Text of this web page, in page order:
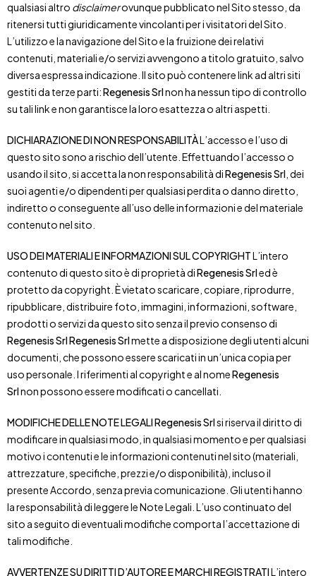
qualsiasi altro disclaimerovunque pubblicato nel Sito stesso, da
ritenersi tutti giuridicamente vincolanti per i visitatori del Sito.
L’utilizzo e la navigazione del Sito e la fruizione dei relativi
contenuti, materiali e/o servizi avvengono a titolo gratuito, salvo
diversa espressa indicazione. Il sito può contenere link ad altri siti
gestiti da terze parti:Regenesis Srlnon ha nessun tipo di controllo
su tali link e non garantisce la loro esattezza o altri aspetti.
DICHIARAZIONE DI NON RESPONSABILITÀL’accesso e l’uso di
questo sito sono a rischio dell’utente. Effettuando l’accesso o
usando il sito, si accetta la non responsabilità diRegenesis Srl , dei
suoi agenti e/o dipendenti per qualsiasi perdita o danno diretto,
indiretto o conseguente all’uso delle informazioni e del materiale
contenuto nel sito.
USO DEI MATERIALI E INFORMAZIONI SUL COPYRIGHTL’intero
contenuto di questo sito è di proprietà diRegenesis Srled è
protetto da copyright. È vietato scaricare, copiare, riprodurre,
ripubblicare, distribuire foto, immagini, informazioni, software,
prodotti o servizi da questo sito senza il previo consenso di
Regenesis SrlRegenesis Srlmette a disposizione degli utenti alcuni
documenti, che possono essere scaricati in un’unica copia per
uso personale. I riferimenti al copyright e al nomeRegenesis
Srlnon possono essere modificati o cancellati.
MODIFICHE DELLE NOTE LEGALIRegenesis Srlsi riserva il diritto di
modificare in qualsiasi modo, in qualsiasi momento e per qualsiasi
motivo i contenuti e le informazioni contenuti nel sito (materiali,
attrezzature, specifiche, prezzi e/o disponibilità), incluso il
presente Accordo, senza previa comunicazione. Gli utenti hanno
la responsabilità di leggere le Note Legali. L’uso continuato del
sito a seguito di eventuali modifiche comporta l’accettazione di
tali modifiche.
AVVERTENZE SU DIRITTI D’AUTORE E MARCHI REGISTRATIL’intero